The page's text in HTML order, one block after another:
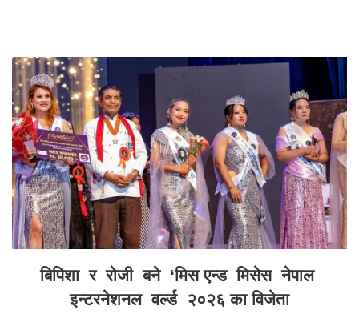
बिपिशा र रोजी बने ‘मिस एन्ड मिसेस नेपाल
इन्टरनेशनल वर्ल्ड २०२६ का विजेता